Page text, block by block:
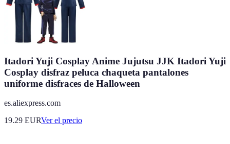
Itadori Yuji Cosplay Anime Jujutsu JJK Itadori Yuji
Cosplay disfraz peluca chaqueta pantalones
uniforme disfraces de Halloween
es.aliexpress.com
19.29 EURVer el precio